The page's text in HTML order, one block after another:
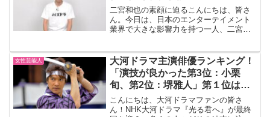
二宮和也の素顔に迫るこんにちは、皆さ
ん。今日は、日本のエンターテイメント
業界で大きな影響力を持つ一人、二宮和
成功を収め、どのようにして自分自身を
ブランド化したのかを理解...
女性芸能人
大河ドラマ主演俳優ランキング！
「演技が良かった第3位：小栗
旬、第2位：堺雅人」第１位は
「えっ！」
こんにちは、大河ドラマファンの皆さ
ん！NHK大河ドラマ『光る君へ』が最終